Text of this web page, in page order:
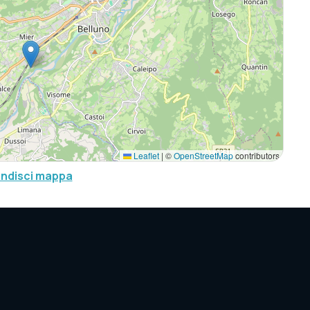
Leaflet | ©OpenStreetMapcontributors
mappa